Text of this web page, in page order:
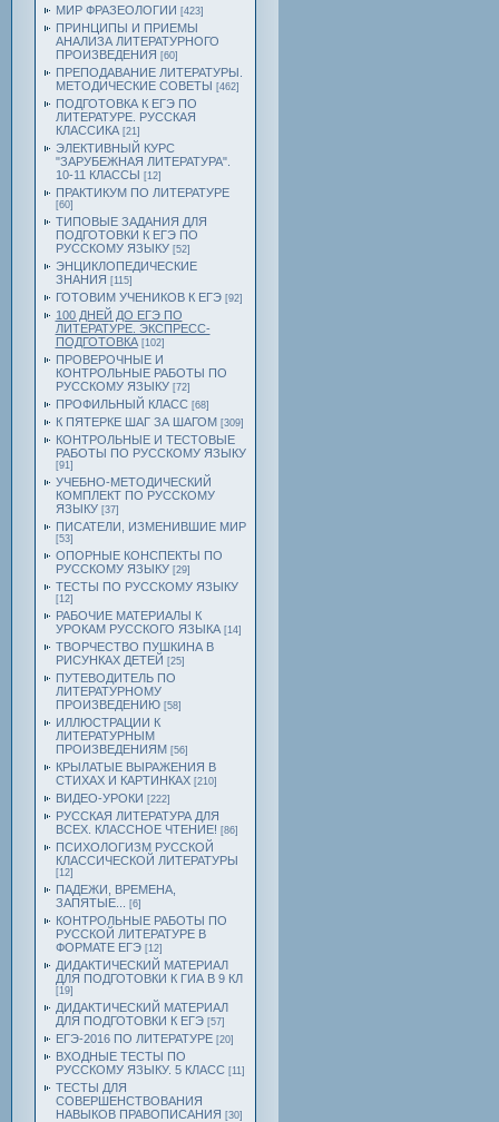
МИР ФРАЗЕОЛОГИИ [423]
ПРИНЦИПЫ И ПРИЕМЫ
АНАЛИЗА ЛИТЕРАТУРНОГО
ПРОИЗВЕДЕНИЯ [60]
ПРЕПОДАВАНИЕ ЛИТЕРАТУРЫ.
МЕТОДИЧЕСКИЕ СОВЕТЫ [462]
ПОДГОТОВКА К ЕГЭ ПО
ЛИТЕРАТУРЕ. РУССКАЯ
КЛАССИКА [21]
ЭЛЕКТИВНЫЙ КУРС
"ЗАРУБЕЖНАЯ ЛИТЕРАТУРА".
10-11 КЛАССЫ [12]
ПРАКТИКУМ ПО ЛИТЕРАТУРЕ
[60]
ТИПОВЫЕ ЗАДАНИЯ ДЛЯ
ПОДГОТОВКИ К ЕГЭ ПО
РУССКОМУ ЯЗЫКУ [52]
ЭНЦИКЛОПЕДИЧЕСКИЕ
ЗНАНИЯ [115]
ГОТОВИМ УЧЕНИКОВ К ЕГЭ [92]
100 ДНЕЙ ДО ЕГЭ ПО
ЛИТЕРАТУРЕ. ЭКСПРЕСС-
ПОДГОТОВКА [102]
ПРОВЕРОЧНЫЕ И
КОНТРОЛЬНЫЕ РАБОТЫ ПО
РУССКОМУ ЯЗЫКУ [72]
ПРОФИЛЬНЫЙ КЛАСС [68]
К ПЯТЕРКЕ ШАГ ЗА ШАГОМ [309]
КОНТРОЛЬНЫЕ И ТЕСТОВЫЕ
РАБОТЫ ПО РУССКОМУ ЯЗЫКУ
[91]
УЧЕБНО-МЕТОДИЧЕСКИЙ
КОМПЛЕКТ ПО РУССКОМУ
ЯЗЫКУ [37]
ПИСАТЕЛИ, ИЗМЕНИВШИЕ МИР
[53]
ОПОРНЫЕ КОНСПЕКТЫ ПО
РУССКОМУ ЯЗЫКУ [29]
ТЕСТЫ ПО РУССКОМУ ЯЗЫКУ
[12]
РАБОЧИЕ МАТЕРИАЛЫ К
УРОКАМ РУССКОГО ЯЗЫКА [14]
ТВОРЧЕСТВО ПУШКИНА В
РИСУНКАХ ДЕТЕЙ [25]
ПУТЕВОДИТЕЛЬ ПО
ЛИТЕРАТУРНОМУ
ПРОИЗВЕДЕНИЮ [58]
ИЛЛЮСТРАЦИИ К
ЛИТЕРАТУРНЫМ
ПРОИЗВЕДЕНИЯМ [56]
КРЫЛАТЫЕ ВЫРАЖЕНИЯ В
СТИХАХ И КАРТИНКАХ [210]
ВИДЕО-УРОКИ [222]
РУССКАЯ ЛИТЕРАТУРА ДЛЯ
ВСЕХ. КЛАССНОЕ ЧТЕНИЕ! [86]
ПСИХОЛОГИЗМ РУССКОЙ
КЛАССИЧЕСКОЙ ЛИТЕРАТУРЫ
[12]
ПАДЕЖИ, ВРЕМЕНА,
ЗАПЯТЫЕ...
[6]
КОНТРОЛЬНЫЕ РАБОТЫ ПО
РУССКОЙ ЛИТЕРАТУРЕ В
ФОРМАТЕ ЕГЭ [12]
ДИДАКТИЧЕСКИЙ МАТЕРИАЛ
ДЛЯ ПОДГОТОВКИ К ГИА В 9 КЛ
[19]
ДИДАКТИЧЕСКИЙ МАТЕРИАЛ
ДЛЯ ПОДГОТОВКИ К ЕГЭ [57]
ЕГЭ-2016 ПО ЛИТЕРАТУРЕ [20]
ВХОДНЫЕ ТЕСТЫ ПО
РУССКОМУ ЯЗЫКУ. 5 КЛАСС [11]
ТЕСТЫ ДЛЯ
СОВЕРШЕНСТВОВАНИЯ
НАВЫКОВ ПРАВОПИСАНИЯ [30]